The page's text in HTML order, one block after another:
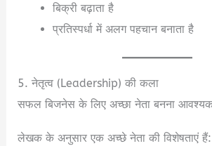
बिक्री बढ़ाता है
प्रतिस्पर्धा में अलग पहचान बनाता है
5. नेतृत्व (Leadership) की कला
सफल बिजनेस के लिए अच्छा नेता बनना
लेखक के अनुसार एक अच्छे नेता की विशेषताएं हैं: